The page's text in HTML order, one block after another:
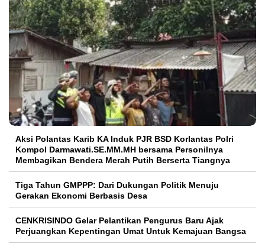
Aksi Polantas Karib KA Induk PJR BSD Korlantas Polri
Kompol Darmawati.SE.MM.MH bersama Personilnya
Membagikan Bendera Merah Putih Berserta Tiangnya
Tiga Tahun GMPPP: Dari Dukungan Politik Menuju
Gerakan Ekonomi Berbasis Desa
CENKRISINDO Gelar Pelantikan Pengurus Baru Ajak
Perjuangkan Kepentingan Umat Untuk Kemajuan Bangsa